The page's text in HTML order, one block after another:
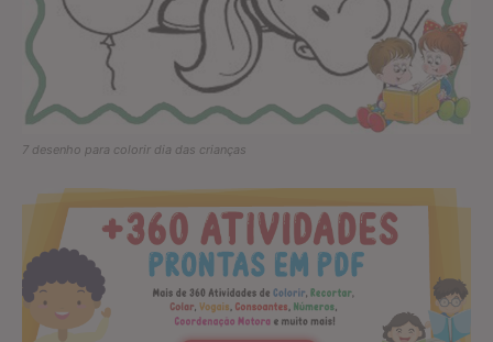
7 desenho para colorir dia das crianças